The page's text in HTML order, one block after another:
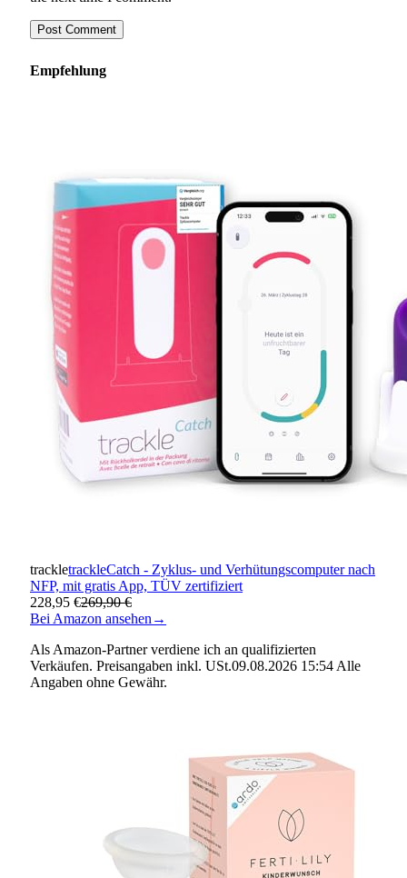
Empfehlung
trackletrackleCatch - Zyklus- und Verhütungscomputer nach
NFP, mit gratis App, TÜV zertifiziert
228,95 €269,90 €
Bei Amazon ansehen →
Als Amazon-Partner verdiene ich an qualifizierten
Verkäufen. Preisangaben inkl. USt.09.08.2026 15:54 Alle
Angaben ohne Gewähr.